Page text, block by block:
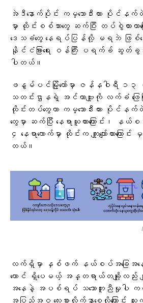
အဲဒီနောက်ပိုင်း ကမ္ဘောဒီးယား ပိုင်
မှာ ထိုင်းစစ်သားတွေ ဆက်ပြီး တပ်စွဲထားတာ
ဒေသခံတွေ နေရပ်ပြန်လို့ မရဘဲ ဖြစ်န
နိုင်ငံခြားရေး ဝန်ကြီး ပရက်ခ် ဆွတ်ခွန်
ပါတယ်။
ဖနွမ်ပင်မြို့တော်မှာ ဇန်နဝါရီ ၁၃
သတင်းဌာနရဲ့ အင်တာဗျူးကို လက်ခံ ဖြေ
ထိုင်းတပ်တွေဟာ ကမ္ဘောဒီးယား ပိုင်
တွေမှာ ဆက်ပြီး နေရာယူထားကြောင်း၊ န
၄ နေရာလောက်မှာ ထိုင်းက ကျူးကျော်ထားကြောင်း
တယ်။
လက်ရှိမှာ နှစ်ဖက် နယ်စပ်အခြေအန
ယောင် ရှိပေမယ့် အန္တရာယ်တချို့လည်း ကျ
အနေနဲ့ အပစ်ရပ် သဘောတူညီမှုပါ